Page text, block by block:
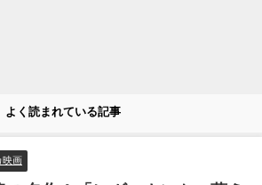
よく読まれている記事
映画